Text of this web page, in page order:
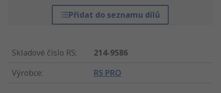
Přidat do seznamu dílů
Skladové číslo RS:
214-9586
Výrobce: RS PRO